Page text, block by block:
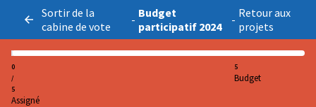
Sortir de la
cabine de vote
- Budget
participatif 2024
- Retour aux
projets
0
/
5
Assigné
5
Budget